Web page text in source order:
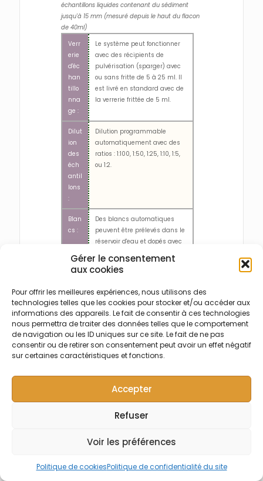
Gérer le consentement
aux cookies
Pour offrir les meilleures expériences, nous utilisons des
technologies telles que les cookies pour stocker et/ou accéder aux
informations des appareils. Le fait de consentir à ces technologies
nous permettra de traiter des données telles que le comportement
de navigation ou les ID uniques sur ce site. Le fait de ne pas
consentir ou de retirer son consentement peut avoir un effet négatif
sur certaines caractéristiques et fonctions.
Accepter
Refuser
Voir les préférences
Politique de cookiesPolitique de confidentialité du site
échantillons liquides contenant du sédiment
jusqu'à 15 mm (mesuré depuis le haut du flacon
de 40ml)
Verr
erie
d'éc
han
tillo
nna
ge :
Le système peut fonctionner
avec des récipients de
pulvérisation (sparger) avec
ou sans fritte de 5 à 25 ml. Il
est livré en standard avec de
la verrerie frittée de 5 ml.
Dilut
ion
des
éch
antil
lons
:
Dilution programmable
automatiquement avec des
ratios : 1:100, 1:50, 1:25, 1:10, 1:5,
ou 1:2.
Blan
cs :
Des blancs automatiques
peuvent être prélevés dans le
réservoir d'eau et dopés avec
d'utiliser toutes les positions
de l'échantillonneur
échantillons.
Tem
ps
Le temps analytique total
pour chaquePurge & Trap
est de maximum 18 minutes
et dépend de la méthode.
Échantillons solides à faibles
Incluant : tous types de sols et de sédiments.
l'échantillon dans le récipient conformément à la